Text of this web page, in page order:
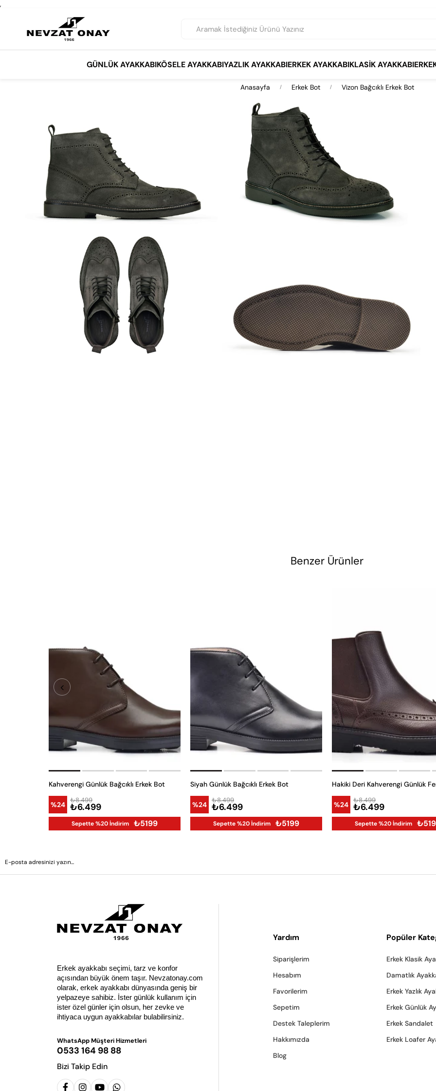
,
GÜNLÜK AYAKKABIKÖSELE AYAKKABIYAZLIK AYAKKABIERKEK AYAKKABIKLASIK AYAKKABI
Anasayfa Erkek Bot Vizon Bağcıklı Erkek Bot
Benzer Ürünler
Kahverengi Günlük Bağcıklı Erkek Bot
%24 ₺6.499
₺8.499
Sepette %20 İndirim ₺5199
Siyah Günlük Bağcıklı Erkek Bot
%24 ₺6.499
₺8.499
Sepette %20 İndirim ₺5199
%24 ₺6.499
₺8.499
Sepette %20 İndirim
Erkek ayakkabı seçimi, tarz ve konfor
açısından büyük önem taşır. Nevzatonay.com
olarak, erkek ayakkabı dünyasında geniş bir
yelpazeye sahibiz. İster günlük kullanım için
ister özel günler için olsun, her zevke ve
ihtiyaca uygun ayakkabılar bulabilirsiniz.
WhatsApp Müşteri Hizmetleri
0533 164 98 88
Bizi Takip Edin
Yardım
Siparişlerim
Hesabım
Favorilerim
Sepetim
Destek Taleplerim
Hakkımızda
Blog
Popüler
Erkek Klasik
Damatlık
Erkek Yazlık
Erkek Günlük
Erkek Sandalet
Erkek Loafer